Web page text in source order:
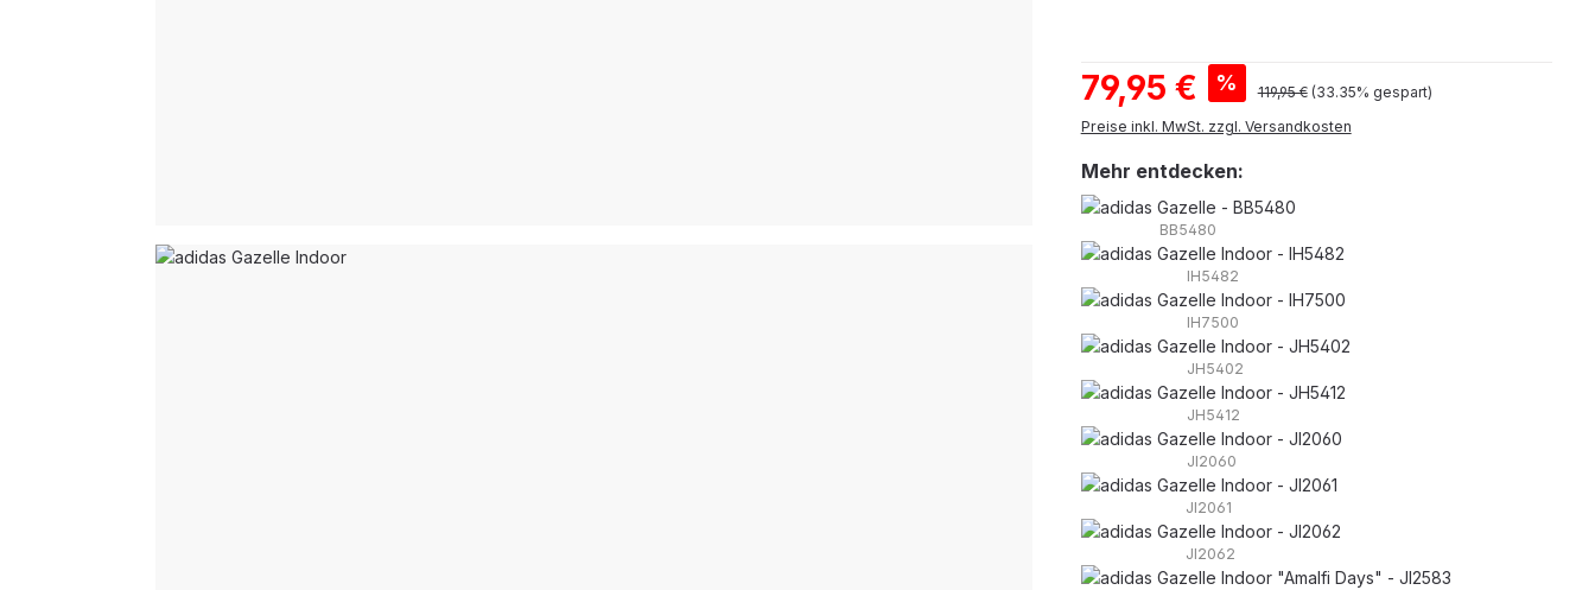
Verkaufspreis:
79,95 € % Regulärer Preis:
119,95 € (33.35% gespart)
Preise inkl. MwSt. zzgl. Versandkosten
Mehr entdecken:
BB5480
IH5482
IH7500
JH5402
JH5412
JI2060
JI2061
JI2062